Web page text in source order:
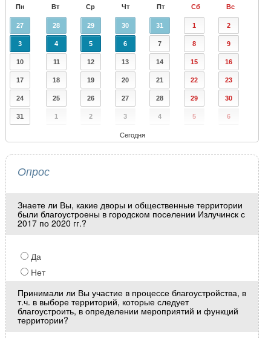
Пн Вт Ср Чт Пт Сб Вс
27 28 29 30 31 1 2
3 4 5 6 7 8 9
10 11 12 13 14 15 16
17 18 19 20 21 22 23
24 25 26 27 28 29 30
31 1 2 3 4 5 6
Сегодня
Опрос
Знаете ли Вы, какие дворы и общественные территории
были благоустроены в городском поселении Излучинск с
2017 по 2020 гг.?
Да
Нет
Принимали ли Вы участие в процессе благоустройства, в
т.ч. в выборе территорий, которые следует
благоустроить, в определении мероприятий и функций
территории?